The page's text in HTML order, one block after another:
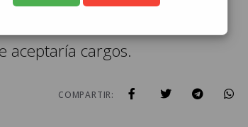
aceptaría cargos.
COMPARTIR: